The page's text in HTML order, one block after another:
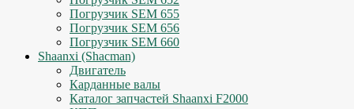
Погрузчик SEM 655
Погрузчик SEM 656
Погрузчик SEM 660
Shaanxi (Shacman)
Двигатель
Карданные валы
Каталог запчастей Shaanxi F2000